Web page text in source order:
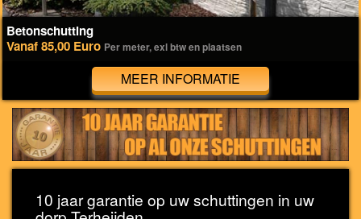
Betonschutting
Vanaf 85,00 Euro Per meter, exl btw en plaatsen
MEER INFORMATIE
10 jaar garantie op uw schuttingen in uw